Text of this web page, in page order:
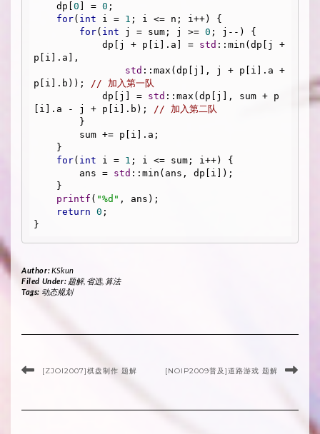
    dp[
0 ] = 0 ;
for( int i = 1 ; i <= n; i++) {
for( int j = sum; j >= 0 ; j--) {
            dp[j + p[i].a] =
std ::min(dp[j +
p[i].a],
std ::max(dp[j], j + p[i].a +
p[i].b)); // 加入第一队
            dp[j] =
std ::max(dp[j], sum + p
[i].a - j + p[i].b); // 加入第二队
for( int i = 1 ; i <= sum; i++) {
        ans =
std ::min(ans, dp[i]);
printf ( "%d" , ans);
return 0 ;
Author:KSkun
Filed Under: 题解, 省选, 算法
Tags: 动态规划
[ZJOI2007]棋盘制作 题解 [NOIP2009普及]道路游戏 题解